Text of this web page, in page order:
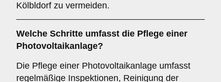
Kölbldorf zu vermeiden.
Welche Schritte umfasst die Pflege einer
Photovoltaikanlage?
Die Pflege einer Photovoltaikanlage umfasst
regelmäßige Inspektionen, Reinigung der